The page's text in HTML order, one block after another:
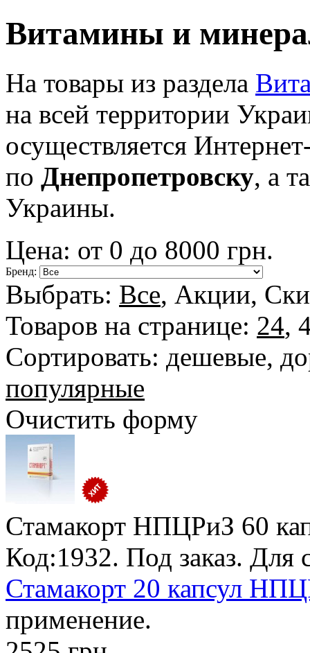
Витамины и
На товары из раздела
на всей территории
осуществляется
по Днепропетровску, а
Украины.
Цена: от 0 до 8000 грн.
Бренд:
Выбрать: Все, Акции,
Товаров на странице: 24,
Сортировать: дешевые,
популярные
Очистить форму
Стамакорт НПЦРиЗ 60
Код:1932. Под заказ. Для
Стамакорт 20 капсул
применение.